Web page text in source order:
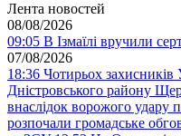
Лента новостей
08/08/2026
09:05 В Ізмаїлі вручили
07/08/2026
18:36 Чотирьох захисників
Дністровського району
внаслідок ворожого удару
розпочали громадське